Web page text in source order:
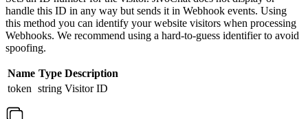
handle this ID in any way but sends it in Webhook events. Using
this method you can identify your website visitors when processing
Webhooks. We recommend using a hard-to-guess identifier to avoid
spoofing.
Name Type Description
token string Visitor ID